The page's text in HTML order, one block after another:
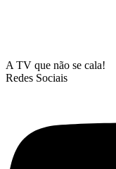
A TV que não se cala!
Redes Sociais